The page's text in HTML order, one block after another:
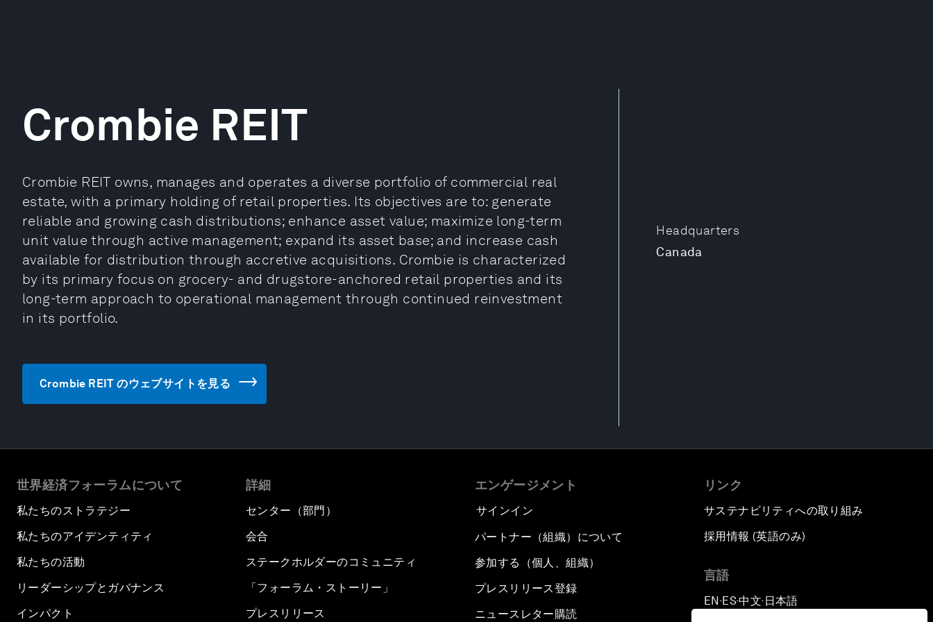
Headquarters
Canada
Crombie REIT
Crombie REIT owns, manages and operates a diverse portfolio of commercial real
estate, with a primary holding of retail properties. Its objectives are to: generate
reliable and growing cash distributions; enhance asset value; maximize long-term
unit value through active management; expand its asset base; and increase cash
available for distribution through accretive acquisitions. Crombie is characterized
by its primary focus on grocery- and drugstore-anchored retail properties and its
long-term approach to operational management through continued reinvestment
in its portfolio.
Crombie REIT のウェブサイトを見る
世界経済フォーラムについて
私たちのストラテジー
私たちのアイデンティティ
私たちの活動
リーダーシップとガバナンス
インパクト
詳細
センター（部門）
会合
ステークホルダーのコミュニティ
「フォーラム・ストーリー」
プレスリリース
エンゲージメント
サインイン
パートナー（組織）について
参加する（個人、組織）
プレスリリース登録
ニュースレター購読
リンク
サステナビリティへの取り組み
採用情報 (英語のみ)
言語
EN ▪ES▪中文▪ 日本語